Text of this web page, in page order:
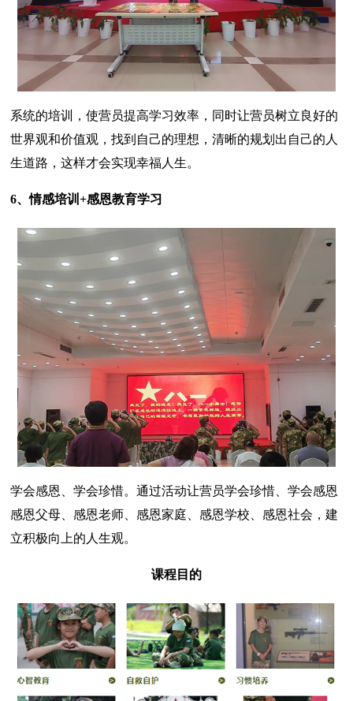
系统的培训，使营员提高学习效率，同时让营员树立良好的
世界观和价值观，找到自己的理想，清晰的规划出自己的人
生道路，这样才会实现幸福人生。
6、情感培训+感恩教育学习
学会感恩、学会珍惜。通过活动让营员学会珍惜、学会感恩
感恩父母、感恩老师、感恩家庭、感恩学校、感恩社会，建
立积极向上的人生观。
课程目的